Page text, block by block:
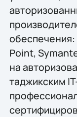
Point,
на
таджикским